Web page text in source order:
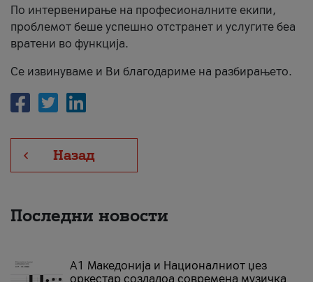
По интервенирање на професионалните екипи,
проблемот беше успешно отстранет и услугите беа
вратени во функција.
Се извинуваме и Ви благодариме на разбирањето.
Назад
Последни новости
А1 Македонија и Националниот џез
оркестар создадоа современа музичка